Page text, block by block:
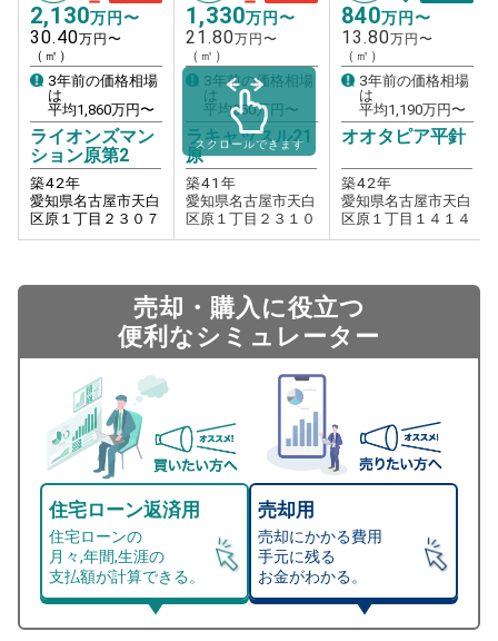
2,130万円〜
30.40万円〜
（㎡）
3年前の価格相場
は
平均1,860万円〜
ライオンズマン
ション原第2
築42年
愛知県名古屋市天白
区原１丁目２３０７
1,330万円〜
21.80万円〜
（㎡）
3年前の価格相場
は
平均850万円〜
ラキャッスル21
原
築41 年
愛知県名古屋市天白
区原１丁目２３１０
840万円〜
13.80万円〜
（㎡）
3年前の価格相場
は
平均1,190万円〜
オオタピア平針
築42年
愛知県名古屋市天白
区原１丁目１４１４
スクロールできます
売却・購入に役立つ
便利なシミュレーター
住宅ローン返済用
住宅ローンの
月々,年間,生涯の
支払額が計算できる。
売却用
売却にかかる費用
手元に残る
お金がわかる。
総支払額シミュレーション
マンション売却シミュレーター